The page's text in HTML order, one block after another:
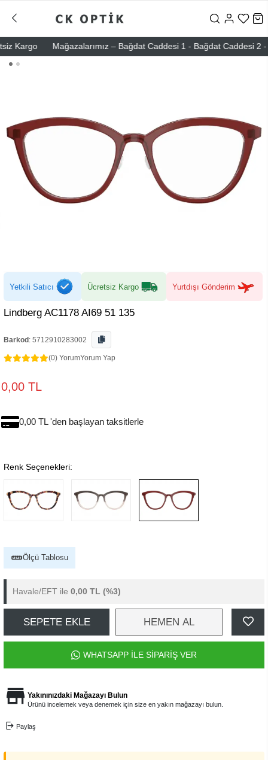
Kargo Mağazalarımız – Bağdat Caddesi 1 - Bağdat Caddesi 2 -
Yetkili Satıcı Ücretsiz Kargo Yurtdışı Gönderim
Lindberg AC1178 AI69 51 135
Barkod : 5712910283002
(0) YorumYorum Yap
0,00 TL
0,00 TL 'den başlayan taksitlerle
Renk Seçenekleri:
Ölçü Tablosu
Havale/EFT ile 0,00 TL (%3)
SEPETE EKLE HEMEN AL
WHATSAPP İLE SİPARİŞ VER
Yakınınızdaki Mağazayı Bulun
Ürünü incelemek veya denemek için size en yakın mağazayı bulun.
Paylaş